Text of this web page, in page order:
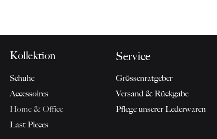
Kollektion
Schuhe
Accessoires
Home & Office
Last Pieces
Service
Grössenratgeber
Versand & Rückgabe
Pflege unserer Lederwaren